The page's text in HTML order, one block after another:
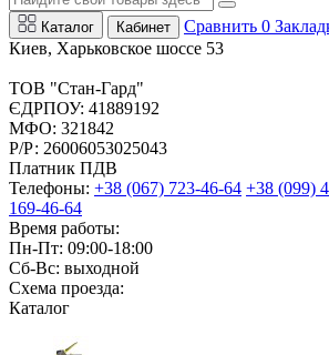
Каталог Кабинет Сравнить 0
Киев, Харьковское шоссе 53
ТОВ "Стан-Гард"
ЄДРПОУ: 41889192
МФО: 321842
Р/Р: 26006053025043
Платник ПДВ
Телефоны: +38 (067) 723-46-64 +38 (099)
169-46-64
Время работы:
Пн-Пт: 09:00-18:00
Сб-Вс: выходной
Схема проезда:
Каталог